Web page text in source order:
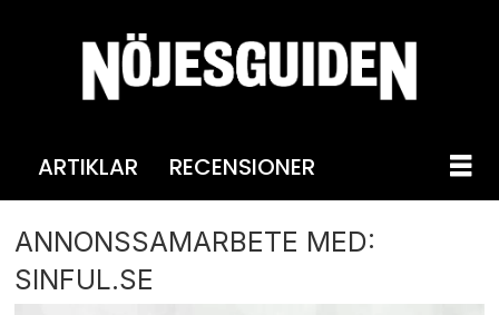
ARTIKLAR RECENSIONER
ANNONSSAMARBETE MED:
SINFUL.SE